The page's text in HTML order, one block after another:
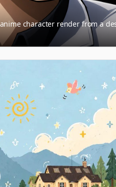
character render from a